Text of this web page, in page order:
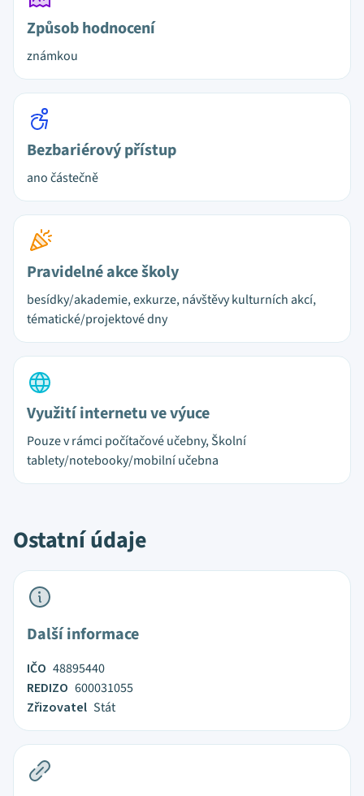
Způsob hodnocení
známkou
Bezbariérový přístup
ano částečně
Pravidelné akce školy
besídky/akademie, exkurze, návštěvy kulturních akcí,
tématické/projektové dny
Využití internetu ve výuce
Pouze v rámci počítačové učebny, Školní
tablety/notebooky/mobilní učebna
Ostatní údaje
Další informace
IČO 48895440
REDIZO 600031055
Zřizovatel Stát